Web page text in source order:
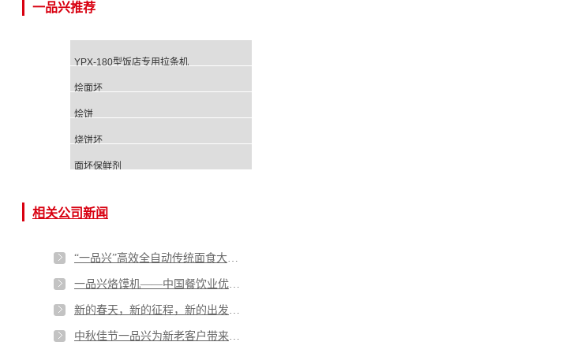
一品兴推荐
YPX-180型饭店专用拉条机
烩面坯
烩饼
烧饼坯
面坯保鲜剂
相关公司新闻
“一品兴”高效全自动传统面食大型生产线 获方便食品创新奖
一品兴烙馍机——中国餐饮业优质解决方案
新的春天，新的征程，新的出发，2023年一品兴不忘初心，奋勇向前！
中秋佳节一品兴为新老客户带来的优惠促销活动